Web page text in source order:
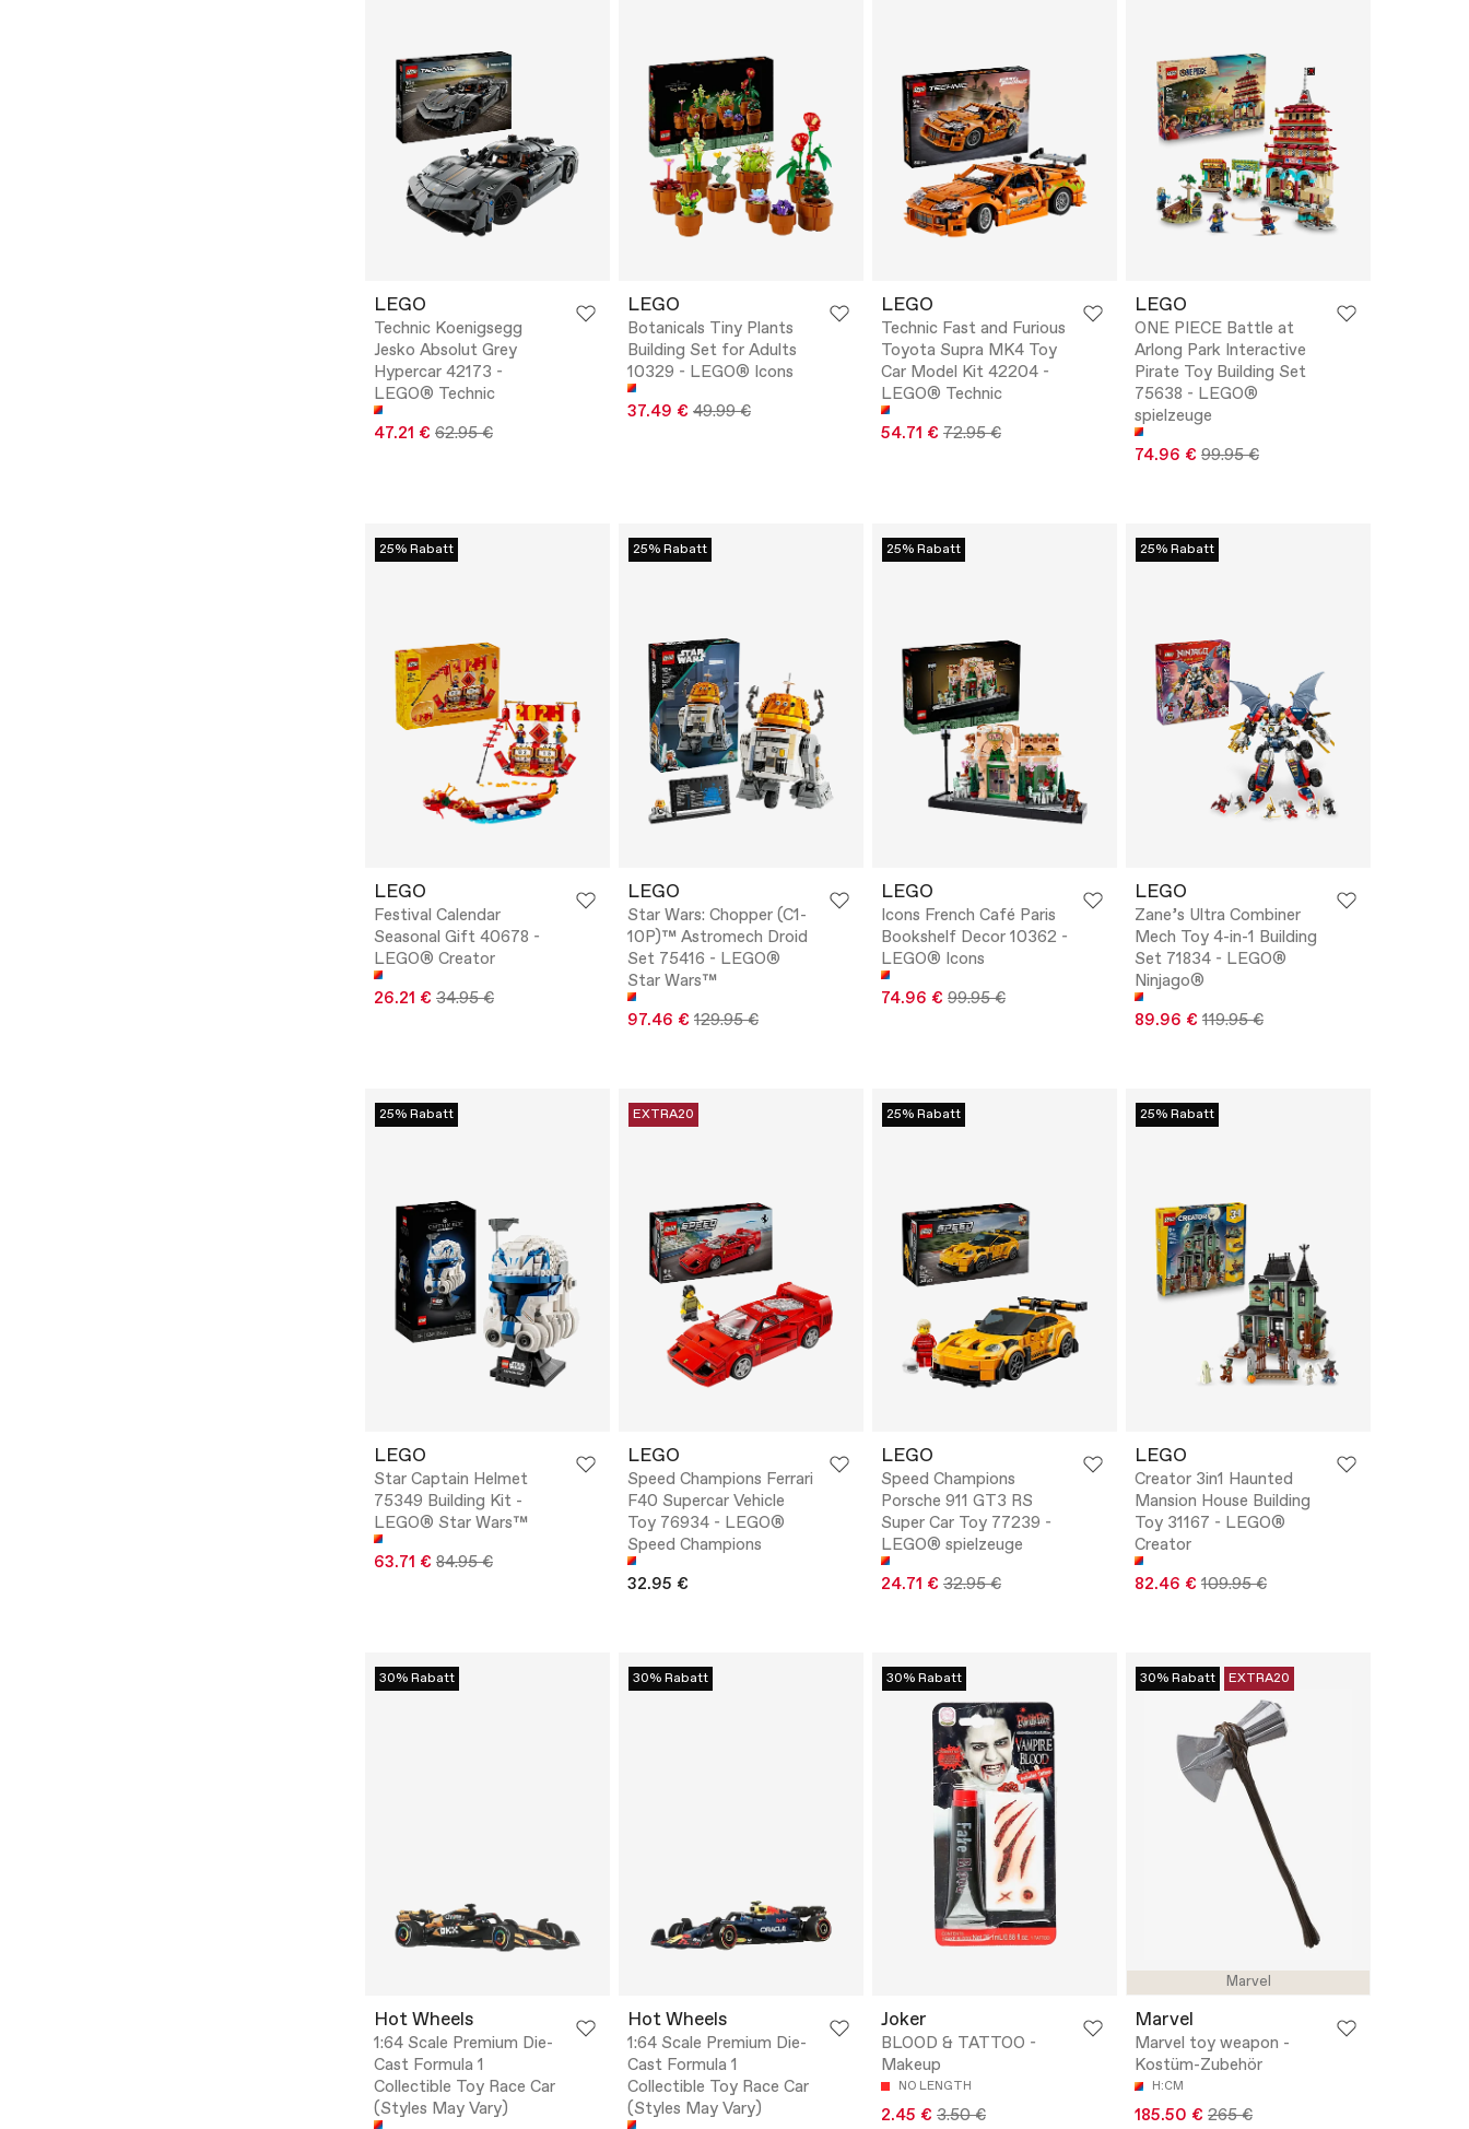
LEGO
Technic Koenigsegg
Jesko Absolut Grey
Hypercar 42173 -
LEGO® Technic
47.21 € 62.95 €
LEGO
Botanicals Tiny Plants
Building Set for Adults
10329 - LEGO® Icons
37.49 € 49.99 €
LEGO
Technic Fast and Furious
Toyota Supra MK4 Toy
Car Model Kit 42204 -
LEGO® Technic
54.71 € 72.95 €
LEGO
ONE PIECE Battle at
Arlong Park Interactive
Pirate Toy Building Set
75638 - LEGO®
spielzeuge
74.96 € 99.95 €
25% Rabatt
LEGO
Festival Calendar
Seasonal Gift 40678 -
LEGO® Creator
26.21 € 34.95 €
25% Rabatt
LEGO
Star Wars: Chopper (C1-
10P)™ Astromech Droid
Set 75416 - LEGO®
Star Wars™
97.46 € 129.95 €
25% Rabatt
LEGO
Icons French Café Paris
Bookshelf Decor 10362 -
LEGO® Icons
74.96 € 99.95 €
25% Rabatt
LEGO
Zane’s Ultra Combiner
Mech Toy 4-in-1 Building
Set 71834 - LEGO®
Ninjago®
89.96 € 119.95 €
25% Rabatt
LEGO
Star Captain Helmet
75349 Building Kit -
LEGO® Star Wars™
63.71 € 84.95 €
EXTRA20
LEGO
Speed Champions Ferrari
F40 Supercar Vehicle
Toy 76934 - LEGO®
Speed Champions
32.95 €
25% Rabatt
LEGO
Speed Champions
Porsche 911 GT3 RS
Super Car Toy 77239 -
LEGO® spielzeuge
24.71 € 32.95 €
25% Rabatt
LEGO
Creator 3in1 Haunted
Mansion House Building
Toy 31167 - LEGO®
Creator
82.46 € 109.95 €
30% Rabatt
Hot Wheels
1:64 Scale Premium Die-
Cast Formula 1
Collectible Toy Race Car
(Styles May Vary)
30% Rabatt
Hot Wheels
1:64 Scale Premium Die-
Cast Formula 1
Collectible Toy Race Car
(Styles May Vary)
30% Rabatt
Joker
BLOOD & TATTOO -
Makeup
NO LENGTH
2.45 € 3.50 €
Marvel
30% Rabatt EXTRA20
Marvel
Marvel toy weapon -
Kostüm-Zubehör
H:CM
185.50 € 265 €